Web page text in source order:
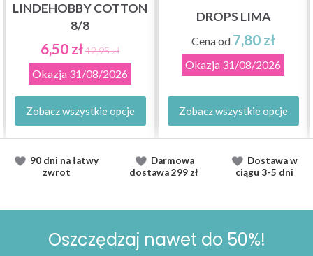
LINDEHOBBY COTTON
8/8
6,50 zł12,95 zł
Okazja 31/08/2026
Zobacz wszystkie opcje
DROPS LIMA
Cena od 7,80 zł
Okazja 31/08/2026
Zobacz wszystkie opcje
90 dni na łatwy
zwrot
Darmowa
dostawa299 zł
Dostawaw
ciągu 3-5 dni
Oszczędzaj nawet do 50%!